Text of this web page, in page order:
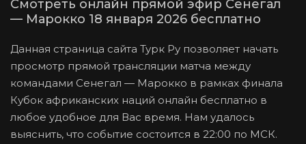
Данная страница сайта Турк Ру позволяет начать
просмотр прямой трансляции матча между
командами Сенегал — Марокко в рамках финала
Кубок африканских наций онлайн бесплатно в
любое удобное для Вас время. Нам удалось
выяснить, что событие состоится в 22:00 по МСК.
Смотреть онлайн прямой эфир Сенегал
— Марокко 18 января 2026 бесплатно